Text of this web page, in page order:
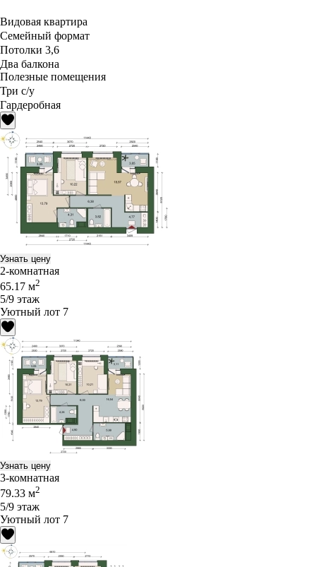
Видовая квартира
Семейный формат
Потолки 3,6
Два балкона
Полезные помещения
Три с/у
Гардеробная
Узнать цену
2-комнатная
65.17 м2
5/9 этаж
Уютный лот 7
Узнать цену
3-комнатная
79.33 м2
5/9 этаж
Уютный лот 7